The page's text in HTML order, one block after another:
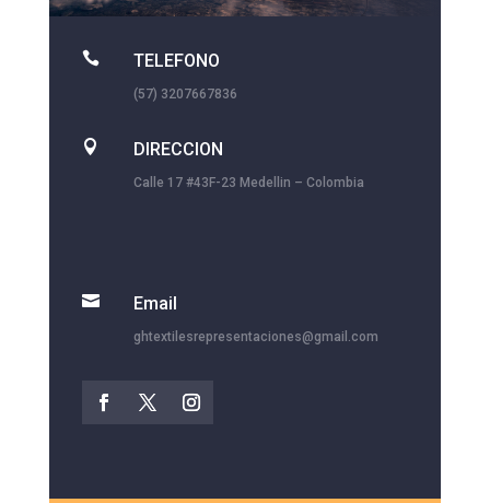
 TELEFONO
(57) 3207667836
 DIRECCION
Calle 17 #43F-23 Medellin – Colombia
 Email
ghtextilesrepresentaciones@gmail.com